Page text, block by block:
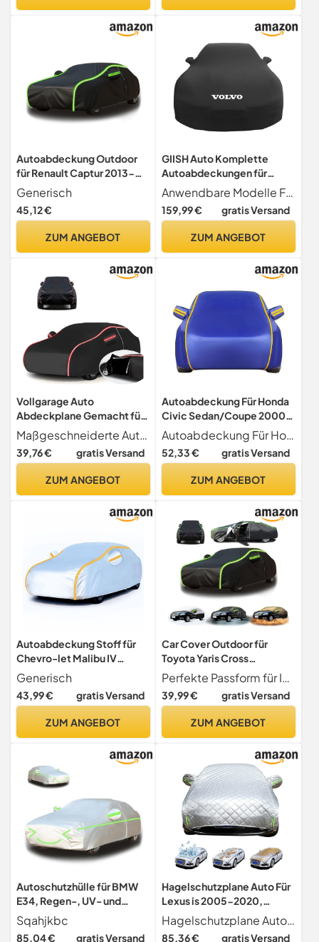
Autoabdeckung Outdoor
für Renault Captur 2013-
2018 2019 2020-2024,
Autoschutzhülle, Thin, Auto
Abdeckplane Winter, Auto
Reflexstreifen
Generisch
45,12 €
ZUM ANGEBOT
GIISH Auto Komplette
Autoabdeckungen für
Volvo V60 (Y20) 2010-2015
2016 2017
2018,Maßangefertigt
Autoschutzhülle Auto
Staubdichtes Zubehör,C
Anwendbare Modelle Für Volvo V60 (Y20) 2010-2015 2016 2017 2018
159,99 € gratis Versand
ZUM ANGEBOT
Vollgarage Auto
Abdeckplane Gemacht für
Opel Grandland X 2017-
2021（447.7x185.6x160.9c
m）,Autoschutzhülle,
Wasserdicht, Autogarage
Maßgeschneiderte Auto-Abdeckplane Autoabdeckung Outdoor Winter für Opel Grandland X 2017-2021 447.7x185.6x160.9cm .Unsere Auto-Abdeckplane wird individuell für Ihr Fahrzeugmodell gefertigt und garantiert so eine perfekte Passform. Diese maßgeschneiderte Autoabdeckung verbessert nicht nur die Optik Ihres Fahrzeugs, sondern verlängert auch dessen Lebensdauer und ist somit ein unverzichtbares Zubehör für jeden Autobesitzer.
39,76 € gratis Versand
ZUM ANGEBOT
Autoabdeckung Für Honda
Civic Sedan/Coupe 2000-
2025, Outdoor-
Autoschutzhülle,
atmungsaktiv, wasserdicht,
schneefest, mit
Autoabdeckung Für Honda Civic Sedan coupe 2000-2025, Outdoor-Autoschutzhülle, atmungsaktiv, wasserdicht, staubdicht, Sonnenschutz, schneefest, mit Reflektorstreifen
52,33 € gratis Versand
ZUM ANGEBOT
Autoabdeckung Stoff für
Chevro-let Malibu IV
Station Wagon 1977-1981
Combi, Autoschutzhülle
Winter Autoabdeckplane
Sonnenschutz Wasserdicht
Generisch
43,99 € gratis Versand
ZUM ANGEBOT
Car Cover Outdoor für
Toyota Yaris Cross
SUV,Autogarage
Abdeckung，
Autoabdeckung Outdoor，
Winddicht, Kratzfest Und
Streifen.Individuell
Gestaltbar SU89.
Perfekte Passform für Ihr Fahrzeug Car Cover Outdoor für Toyota Yaris Cross SUV Komplett auf Ihr Automodell und Ihre Autogröße zugeschnitten. Es sorgt für eine perfekte Passform und optimalen Schutz für Ihr Fahrzeug.
39,99 € gratis Versand
ZUM ANGEBOT
Autoschutzhülle für BMW
E34, Regen-, UV- und
Staubschutz, für den
Außenbereich geeignet,
Sqahjkbc
85,04 € gratis Versand
Hagelschutzplane Auto Für
Lexus is 2005-2020,
Autoplane Wasserdicht,
Autoabdeckung Outdoor,
Hagelschutzplane Auto Für Lexus IS 2005-2020, Autoplane Wasserdicht, Autoabdeckung Outdoor, Autoschutzhülle, Atmungsaktiv, UV-beständig, schneesicher, regensicher-hm212
85,36 € gratis Versand